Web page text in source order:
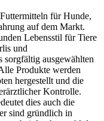
für Hunde,
auf dem Markt.
Lebensstil für Tiere
und
sorgfältig ausgewählten
Produkte werden
hergestellt und die
Kontrolle.
dies auch die
sind gründlich in